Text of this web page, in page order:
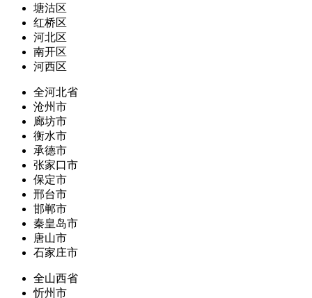
塘沽区
红桥区
河北区
南开区
河西区
全河北省
沧州市
廊坊市
衡水市
承德市
张家口市
保定市
邢台市
邯郸市
秦皇岛市
唐山市
石家庄市
全山西省
忻州市